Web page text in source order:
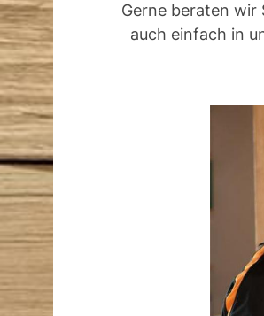
Gerne beraten wir
auch einfach in